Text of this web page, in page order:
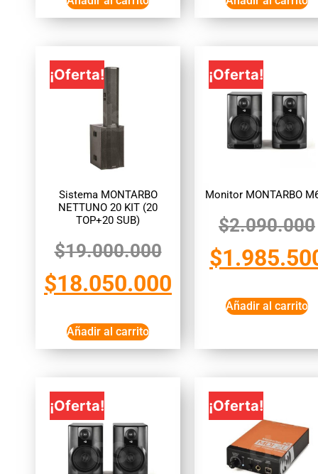
¡Oferta!
Sistema MONTARBO
NETTUNO 20 KIT (20
TOP+20 SUB)
$19.000.000
$18.050.000
Añadir al carrito
¡Oferta!
Monitor MONTARBO
$2.090.000
$
Añadir al carrito
¡Oferta! ¡Oferta!